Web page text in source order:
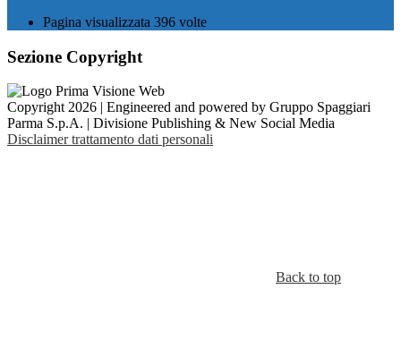
Pagina visualizzata 396 volte
Sezione Copyright
Copyright 2026 | Engineered and powered by Gruppo Spaggiari
Parma S.p.A. | Divisione Publishing & New Social Media
Disclaimer trattamento dati personali
Back to top